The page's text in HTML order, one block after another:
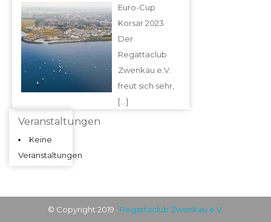
Euro-Cup
Korsar 2023
Der
Regattaclub
Zwenkau e.V.
freut sich sehr,
[…]
Veranstaltungen
Keine
Veranstaltungen
© Copyright 2019 · Regattaclub Zwenkau e.V.